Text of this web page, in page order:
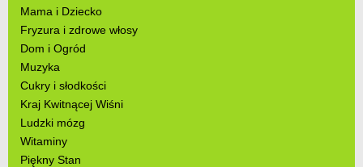
Mama i Dziecko
Fryzura i zdrowe włosy
Dom i Ogród
Muzyka
Cukry i słodkości
Kraj Kwitnącej Wiśni
Ludzki mózg
Witaminy
Piękny Stan